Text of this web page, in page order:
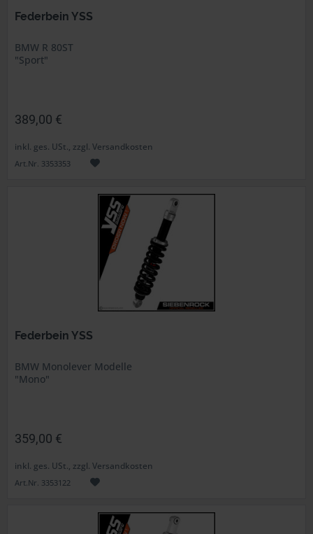
Federbein YSS
BMW R 80ST
"Sport"
389,00 €
inkl. ges. USt., zzgl. Versandkosten
Art.Nr. 3353353
Federbein YSS
BMW Monolever Modelle
"Mono"
359,00 €
inkl. ges. USt., zzgl. Versandkosten
Art.Nr. 3353122